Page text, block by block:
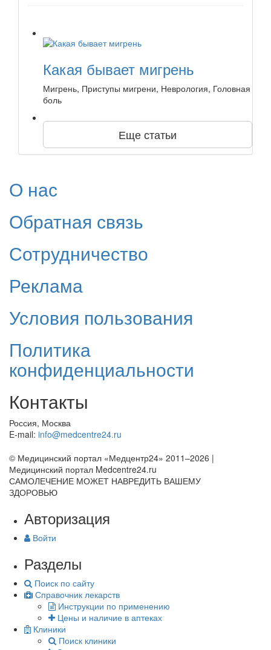
Какая бывает мигрень
Мигрень, Приступы мигрени, Неврология, Головная
боль
Еще статьи
О нас
Обратная связь
Сотрудничество
Реклама
Условия пользования
Политика
конфиденциальности
Контакты
Россия, Москва
E-mail: info@medcentre24.ru
© Медицинский портал «Медцентр24» 2011–2026 |
Медицинский портал Medcentre24.ru
САМОЛЕЧЕНИЕ МОЖЕТ НАВРЕДИТЬ ВАШЕМУ
ЗДОРОВЬЮ
Авторизация
Войти
Разделы
Поиск по сайту
Справочник лекарств
Инструкции по применению
Цены и наличие в аптеках
Клиники
Поиск клиники